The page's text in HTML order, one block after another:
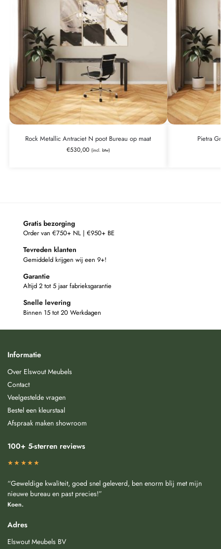
Rock Metallic Antraciet N poot Bureau op maat
€530,00 (incl. btw)
Pietra
Gratis bezorging
Order van €750+ NL | €950+ BE
Tevreden klanten
Gemiddeld krijgen wij een 9+!
Garantie
Altijd 2 tot 5 jaar fabrieksgarantie
Snelle levering
Binnen 15 tot 20 Werkdagen
Informatie
Over Elswout Meubels
Contact
Veelgestelde vragen
Bestel een kleurstaal
Afspraak maken showroom
100+ 5-sterren reviews
★★★★★
“Geweldige kwaliteit, goed snel geleverd, ben enorm blij met mijn
nieuwe bureau en past precies!”
Koen.
Adres
Elswout Meubels BV